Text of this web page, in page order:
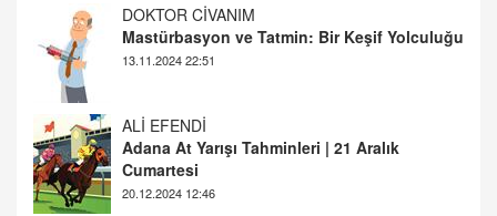
ALİ EFENDİ
Adana At Yarışı Tahminleri | 21 Aralık
TUTKUNUN PERİSİ
Sağlıklı Bir Cinsel Yaşam ile İlgili Bilinmesi
Gerekenler